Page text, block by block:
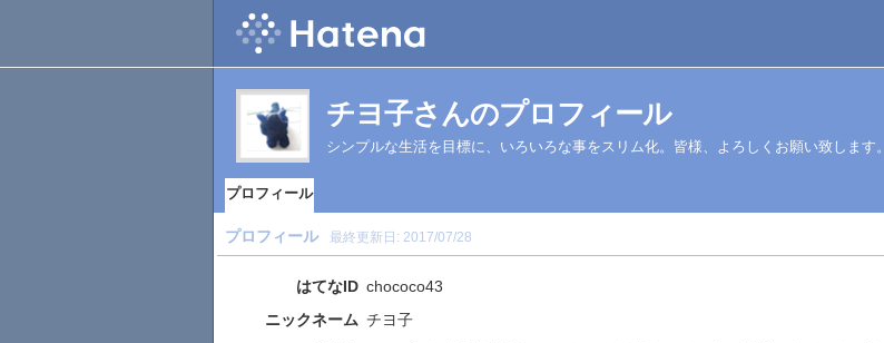
チヨ子さんのプロフィール
シンプルな生活を目標に、いろいろな事をスリム化。皆様、よろしくお願い致します。
プロフィール
プロフィール 最終更新日: 2017/07/28
はてなID chococo43
ニックネーム チヨ子